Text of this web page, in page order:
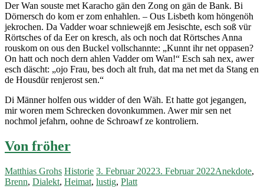
Der Wan souste met Karacho gän den Zong on gän de Bank. Bi
Dörnersch do kom er zom enhahlen. – Ous Lisbeth kom höngenöh
jekrochen. Da Vadder woar schniewejß em Jesischte, esch soß vür
Rörtsches of da Eer on kresch, als och noch dat Rörtsches Anna
rouskom on ous den Buckel vollschannte: „Kunnt ihr net oppasen?
On hatt och noch dern ahlen Vadder om Wan!“ Esch sah nex, awer
esch däscht: „ojo Frau, bes doch alt fruh, dat ma net met da Stang en
de Housdür renjerost sen.“
Di Männer holfen ous widder of den Wäh. Et hatte got jegangen,
mir woren mem Schrecken dovonkummen. Awer mir sen net
nochmol jefahrn, oohne de Schroawf ze kontroliern.
Von fröher
Matthias Grohs Historie 3. Februar 20223. Februar 2022Anekdote,
Brenn, Dialekt, Heimat, lustig, Platt